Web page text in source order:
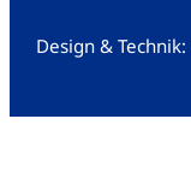
Design & Technik: